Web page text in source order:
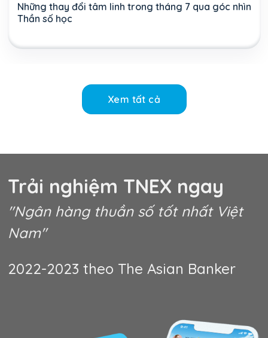
Những thay đổi tâm linh trong tháng 7 qua góc nhìn
Thần số học
Xem tất cả
Trải nghiệm TNEX ngay
"Ngân hàng thuần số tốt nhất Việt
Nam"
2022-2023 theo The Asian Banker